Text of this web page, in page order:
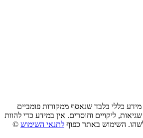
כללי בלבד שנאסף ממקורות פומביים
ליקויים וחוסרים. אין במידע כדי להוות
השימוש באתר כפוף לתנאי השימוש ©